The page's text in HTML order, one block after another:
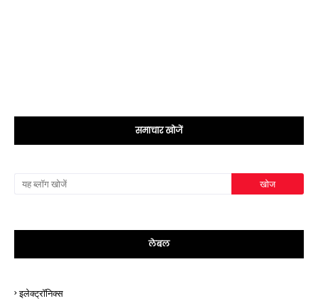
समाचार खोजें
लेबल
इलेक्ट्रॉनिक्स